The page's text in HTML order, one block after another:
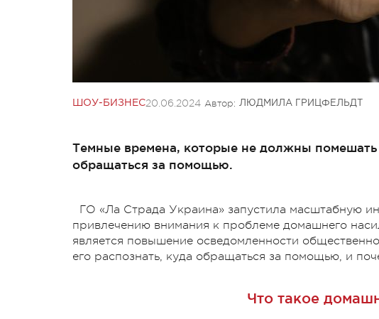
ШОУ-БИЗНЕС20.06.2024 Автор: ЛЮДМИЛА ГРИЦФЕЛЬДТ
Темные времена, которые не должны
обращаться за помощью.
ГО «Ла Страда Украина» запустила масштабную
привлечению внимания к проблеме домашнего
является повышение осведомленности
его распознать, куда обращаться за помощью, и
Что такое